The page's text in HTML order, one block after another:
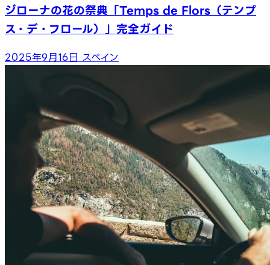
ジローナの花の祭典「Temps de Flors（テンプ
ス・デ・フロール）」完全ガイド
2025年9月16日 スペイン